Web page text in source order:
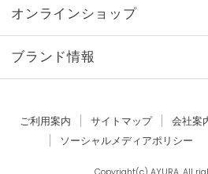
オンラインショップ
ブランド情報
ご利用案内 サイトマップ 会社案
ソーシャルメディアポリシー